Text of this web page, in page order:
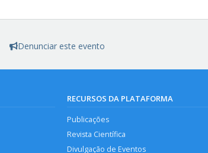
Denunciar este evento
RECURSOS DA PLATAFORMA
Publicações
Revista Científica
Divulgação de Eventos